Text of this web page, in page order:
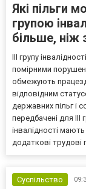
Які пільги
групою
більше, ніж
III групу
помірними
обмежують
відповідним
державних пільг і
передбачені для III
інвалідності
додаткові трудові
Суспільство